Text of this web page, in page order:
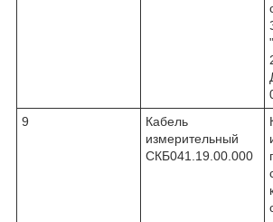
9
Кабель
измерительный
СКБ041.19.00.000